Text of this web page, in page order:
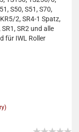
S50, S51, S70,
2, SR4-1 Spatz,
SR2 und alle
für IWL Roller